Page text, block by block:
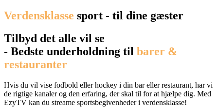
Verdensklasse sport - til dine gæster
Tilbyd det alle vil se
- Bedste underholdning til barer &
restauranter
Hvis du vil vise fodbold eller hockey i din bar eller restaurant, har vi
de rigtige kanaler og den erfaring, der skal til for at hjælpe dig. Med
EzyTV kan du streame sportsbegivenheder i verdensklasse!